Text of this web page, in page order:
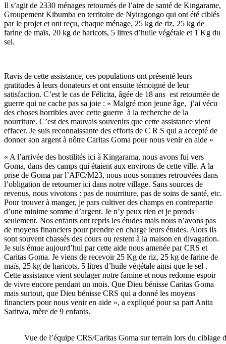
Il s’agit de 2330 ménages retournés de l’aire de santé de Kingarame,
Groupement Kibumba en territoire de Nyiragongo qui ont été ciblés
par le projet et ont reçu, chaque ménage, 25 kg de riz, 25 kg de
farine de maïs, 20 kg de haricots, 5 litres d’huile végétale et 1 Kg du
sel.
Ravis de cette assistance, ces populations ont présenté leurs
gratitudes à leurs donateurs et ont ensuite témoigné de leur
satisfaction. C’est le cas de Félicita, âgée de 18 ans est retournée de
guerre qui ne cache pas sa joie : « Malgré mon jeune âge, j’ai vécu
des choses horribles avec cette guerre à la recherche de la
nourriture. C’est des mauvais souvenirs que cette assistance vient
effacer. Je suis reconnaissante des efforts de C R S qui a accepté de
donner son argent à nôtre Caritas Goma pour nous venir en aide »
« A l’arrivée des hostilités ici à Kingarama, nous avons fui vers
Goma, dans des camps qui étaient aux environs de cette ville. A la
prise de Goma par l’AFC/M23, nous nous sommes retrouvées dans
l’obligation de retourner ici dans notre village. Sans sources de
revenus, nous vivotons : pas de nourriture, pas de soins de santé, etc.
Pour trouver à manger, je pars cultiver des champs en contrepartie
d’une minime somme d’argent. Je n’y peux rien et je prends
seulement. Nos enfants ont repris les études mais nous n’avons pas
de moyens financiers pour prendre en charge leurs études. Alors ils
sont souvent chassés des cours ou restent à la maison en divagation.
Je suis émue aujourd’hui par cette aide nous amenée par CRS et
Caritas Goma. Je viens de recevoir 25 Kg de riz, 25 kg de farine de
maïs, 25 kg de haricots, 5 litres d’huile végétale ainsi que le sel .
Cette assistance vient soulager notre famine et nous redonne espoir
de vivre encore pendant un mois. Que Dieu bénisse Caritas Goma
mais surtout, que Dieu bénisse CRS qui a donné les moyens
financiers pour nous venir en aide », a expliqué pour sa part Anita
Saritwa, mère de 9 enfants.
Vue de l’équipe CRS/Caritas Goma sur terrain lors du ciblage